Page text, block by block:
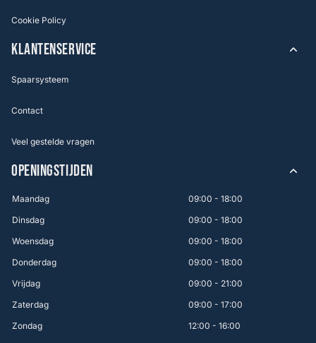
Cookie Policy
KLANTENSERVICE
Spaarsysteem
Contact
Veel gestelde vragen
OPENINGSTIJDEN
Maandag
09:00 - 18:00
Dinsdag
09:00 - 18:00
Woensdag
09:00 - 18:00
Donderdag
09:00 - 18:00
Vrijdag
09:00 - 21:00
Zaterdag
09:00 - 17:00
Zondag
12:00 - 16:00